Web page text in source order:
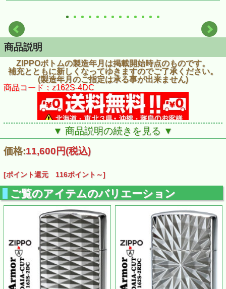
商品説明
ZIPPOボトムの製造年月は掲載開始時点のものです。
補充とともに新しくなってゆきますのでご了承ください。
(製造年月のご指定は承る事が出来ません)
商品コード：z162S-4DC
▼ 商品説明の続きを見る ▼
価格:11,600円(税込)
[ポイント還元 116ポイント～]
ご覧のアイテムのバリエーション